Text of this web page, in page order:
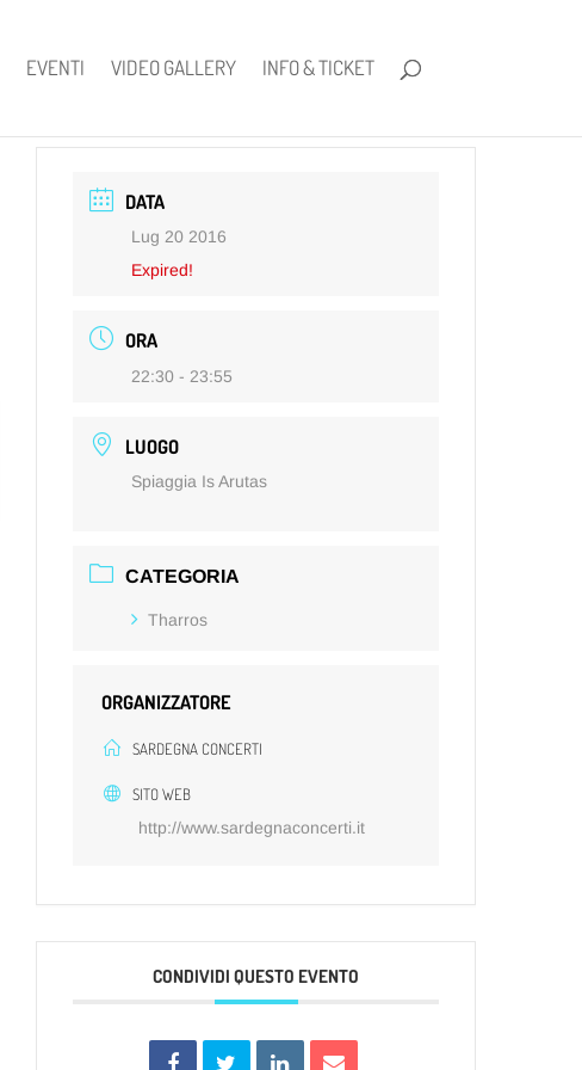
EVENTI VIDEO GALLERY INFO & TICKET
DATA
Lug 20 2016
Expired!
ORA
22:30 - 23:55
LUOGO
Spiaggia Is Arutas
CATEGORIA
Tharros
ORGANIZZATORE
SARDEGNA CONCERTI
SITO WEB
http://www.sardegnaconcerti.it
CONDIVIDI QUESTO EVENTO